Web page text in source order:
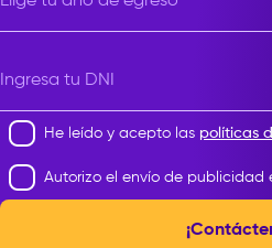
Ingresa tu DNI
He leído y acepto las políticas
Autorizo el envío de publicidad